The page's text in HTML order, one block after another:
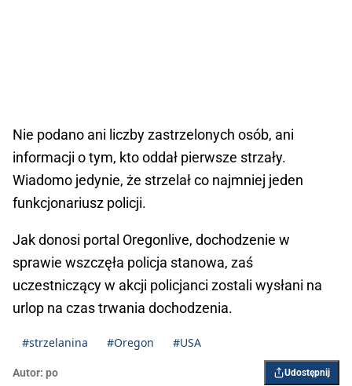
Nie podano ani liczby zastrzelonych osób, ani
informacji o tym, kto oddał pierwsze strzały.
Wiadomo jedynie, że strzelał co najmniej jeden
funkcjonariusz policji.
Jak donosi portal Oregonlive, dochodzenie w
sprawie wszczęła policja stanowa, zaś
uczestniczący w akcji policjanci zostali wysłani na
urlop na czas trwania dochodzenia.
#strzelanina #Oregon #USA
Autor: po Udostępnij